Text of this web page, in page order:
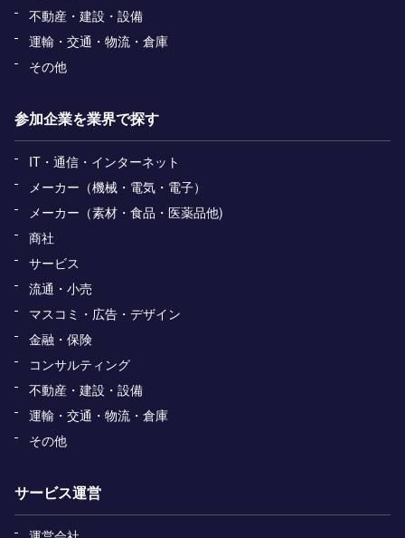
不動産・建設・設備
運輸・交通・物流・倉庫
その他
参加企業を業界で探す
IT・通信・インターネット
メーカー（機械・電気・電子）
メーカー（素材・食品・医薬品他)
商社
サービス
流通・小売
マスコミ・広告・デザイン
金融・保険
コンサルティング
不動産・建設・設備
運輸・交通・物流・倉庫
その他
サービス運営